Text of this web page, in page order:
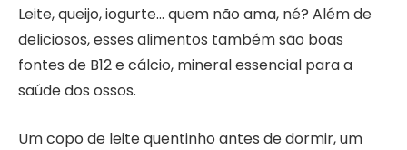
Leite, queijo, iogurte… quem não ama, né? Além de
deliciosos, esses alimentos também são boas
fontes de B12 e cálcio, mineral essencial para a
saúde dos ossos.
Um copo de leite quentinho antes de dormir, um